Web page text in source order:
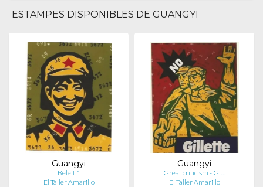
ESTAMPES DISPONIBLES DE GUANGYI
Guangyi
Beleif 1
El Taller Amarillo
Guangyi
Great criticism - Gi…
El Taller Amarillo